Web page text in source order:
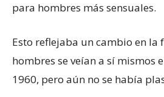
para hombres más sensuales.
Esto reflejaba un cambio en la
hombres se veían a sí mismos
1960, pero aún no se había